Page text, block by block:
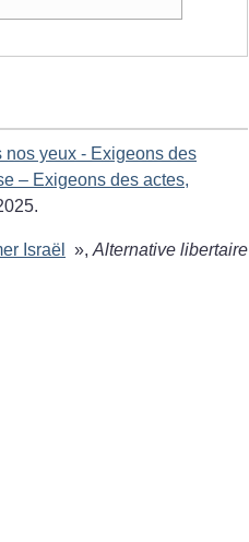
yeux - Exigeons des
– Exigeons des actes,
Israël », Alternative libertaire